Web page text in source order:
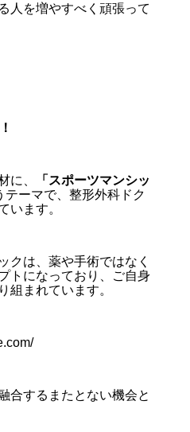
人を増やすべく頑張って
に、
「スポーツマンシッ
テーマで、整形外科ドク
います。
クは、薬や手術ではなく
トになっており、ご自身
組まれています。
合するまたとない機会と